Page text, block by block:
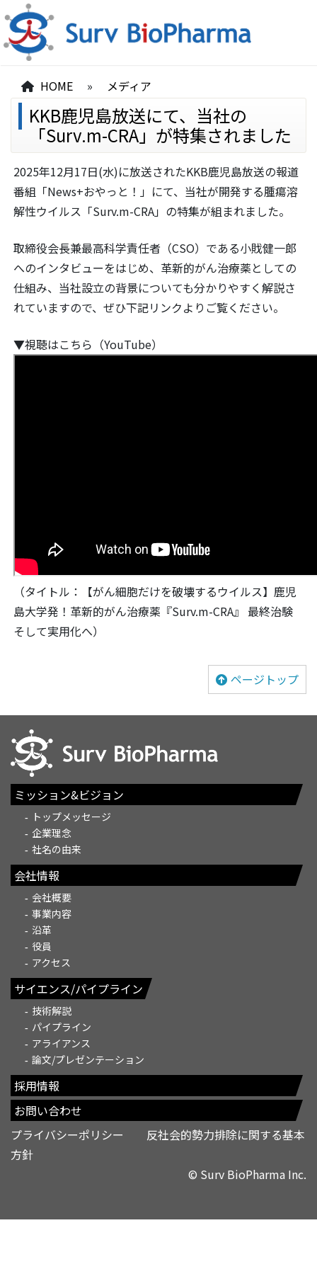
HOME » メディア
KKB鹿児島放送にて、当社の
「Surv.m-CRA」が特集されました
2025年12月17日(水)に放送されたKKB鹿児島放送の報道
番組「News+おやっと！」にて、当社が開発する腫瘍溶
解性ウイルス「Surv.m-CRA」の特集が組まれました。
取締役会長兼最高科学責任者（CSO）である小戝健一郎
へのインタビューをはじめ、革新的がん治療薬としての
仕組み、当社設立の背景についても分かりやすく解説さ
れていますので、ぜひ下記リンクよりご覧ください。
▼視聴はこちら（YouTube）
（タイトル：【がん細胞だけを破壊するウイルス】鹿児
島大学発！革新的がん治療薬『Surv.m-CRA』 最終治験
そして実用化へ）
ページトップ
ミッション&ビジョン
トップメッセージ
企業理念
社名の由来
会社情報
会社概要
事業内容
沿革
役員
アクセス
サイエンス/パイプライン
技術解説
パイプライン
アライアンス
論文/プレゼンテーション
採用情報
お問い合わせ
プライバシーポリシー
反社会的勢力排除に関する基本
方針
© Surv BioPharma Inc.